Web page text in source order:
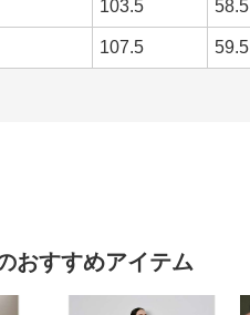
103.5 58.5
107.5 59.5
おすすめアイテム